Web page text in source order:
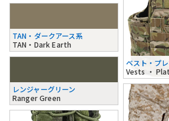
TAN・ダークアース系
TAN・Dark Earth
レンジャーグリーン
Ranger Green
ベスト・プ
Vests ・